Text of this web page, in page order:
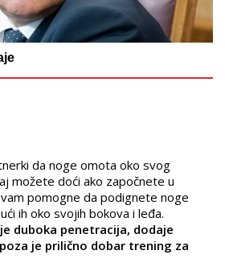
da noge omota oko svog
možete doći ako započnete u
pomogne da podignete noge
ih oko svojih bokova i leđa.
duboka penetracija, dodaje
je prilično dobar trening za